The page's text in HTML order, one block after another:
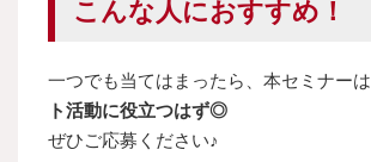
こんな人におすすめ！
一つでも当てはまったら、本セミナーは
ト活動に役立つはず◎
ぜひご応募ください♪